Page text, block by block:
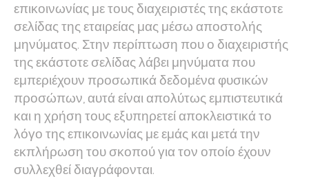
επικοινωνίας με τους διαχειριστές της εκάστοτε
σελίδας της εταιρείας μας μέσω αποστολής
μηνύματος. Στην περίπτωση που ο διαχειριστής
της εκάστοτε σελίδας λάβει μηνύματα που
εμπεριέχουν προσωπικά δεδομένα φυσικών
προσώπων, αυτά είναι απολύτως εμπιστευτικά
και η χρήση τους εξυπηρετεί αποκλειστικά το
λόγο της επικοινωνίας με εμάς και μετά την
εκπλήρωση του σκοπού για τον οποίο έχουν
συλλεχθεί διαγράφονται.